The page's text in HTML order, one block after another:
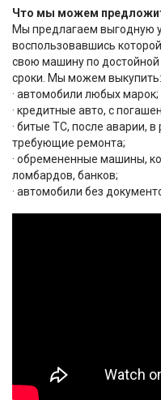
Что мы можем
Мы предлагаем выгодную
воспользовавшись
свою машину по
сроки. Мы можем выкупить:
· автомобили любых марок;
· кредитные авто, с
· битые ТС, после аварии,
требующие ремонта;
· обремененные машины,
ломбардов, банков;
· автомобили без